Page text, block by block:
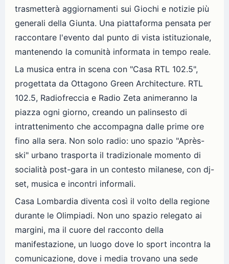
trasmetterà aggiornamenti sui Giochi e notizie più
generali della Giunta. Una piattaforma pensata per
raccontare l'evento dal punto di vista istituzionale,
mantenendo la comunità informata in tempo reale.
La musica entra in scena con "Casa RTL 102.5",
progettata da Ottagono Green Architecture. RTL
102.5, Radiofreccia e Radio Zeta animeranno la
piazza ogni giorno, creando un palinsesto di
intrattenimento che accompagna dalle prime ore
fino alla sera. Non solo radio: uno spazio "Après-
ski" urbano trasporta il tradizionale momento di
socialità post-gara in un contesto milanese, con dj-
set, musica e incontri informali.
Casa Lombardia diventa così il volto della regione
durante le Olimpiadi. Non uno spazio relegato ai
margini, ma il cuore del racconto della
manifestazione, un luogo dove lo sport incontra la
comunicazione, dove i media trovano una sede